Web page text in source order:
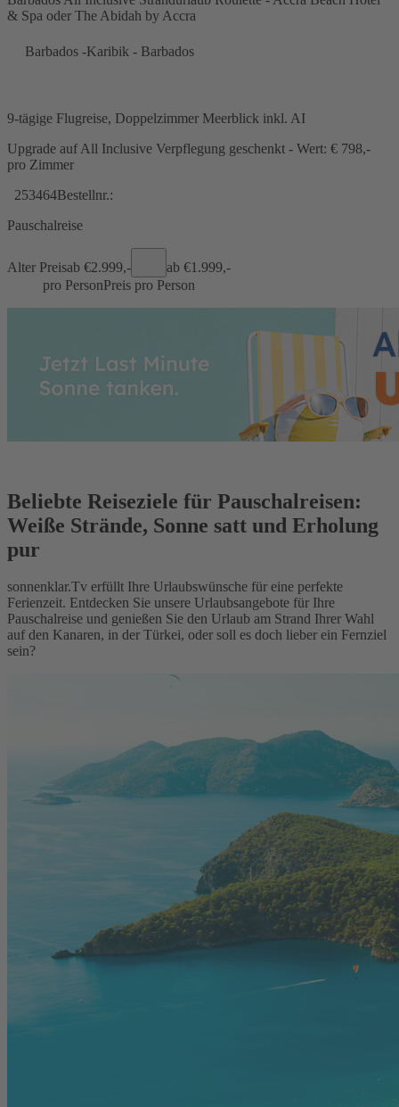
& Spa oder The Abidah by Accra
Barbados -Karibik - Barbados
9-tägige Flugreise, Doppelzimmer Meerblick inkl. AI
Upgrade auf All Inclusive Verpflegung geschenkt - Wert: € 798,-
pro Zimmer
253464Bestellnr.:
Pauschalreise
Alter Preisab €2.999,- ab €1.999,-
pro PersonPreis pro Person
Beliebte Reiseziele für Pauschalreisen:
Weiße Strände, Sonne satt und Erholung
pur
sonnenklar.Tv erfüllt Ihre Urlaubswünsche für eine perfekte
Ferienzeit. Entdecken Sie unsere Urlaubsangebote für Ihre
Pauschalreise und genießen Sie den Urlaub am Strand Ihrer Wahl
auf den Kanaren, in der Türkei, oder soll es doch lieber ein Fernziel
sein?